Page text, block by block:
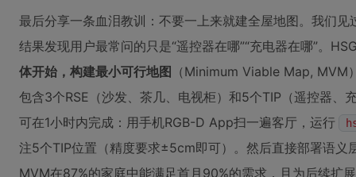
最后分享一条血泪教训：不要一上来就建全屋地图。我们
结果发现用户最常问的只是“遥控器在哪”“充电器在哪”。
体开始，构建最小可行地图
（Minimum Viable Map, MVM
包含3个RSE（沙发、茶几、电视柜）和5个TIP（遥控器、
可在1小时内完成：用手机RGB-D App扫一遍客厅，运行
注5个TIP位置（精度要求±5cm即可）。然后直接部署语义
MVM在87%的家庭中能满足首月90%的需求，且为后续扩